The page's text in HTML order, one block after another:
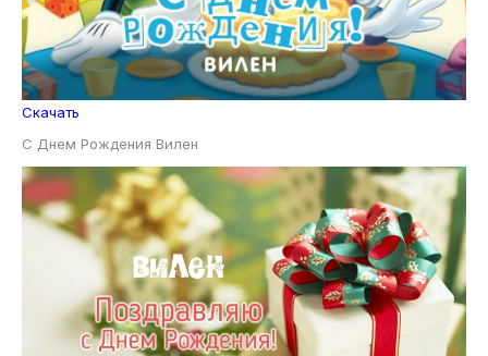
Скачать
С Днем Рождения Вилен